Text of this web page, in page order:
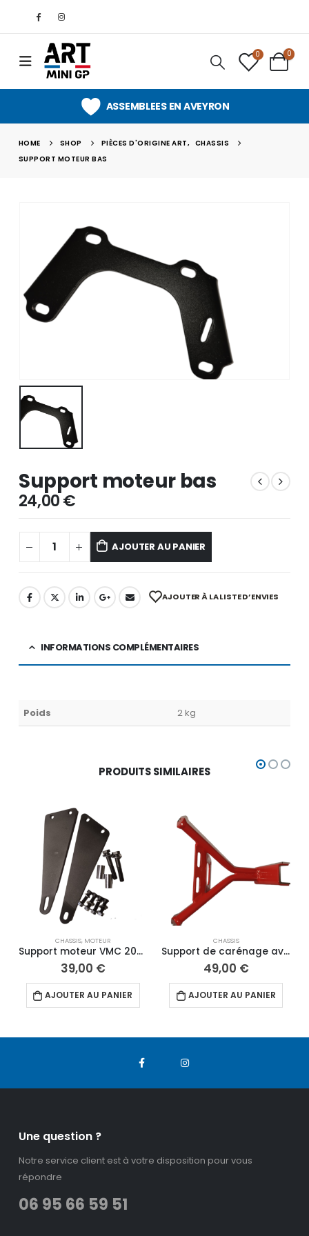
0 0
ASSEMBLEES EN AVEYRON
HOME SHOP PIÈCES D'ORIGINE ART, CHASSIS
SUPPORT MOTEUR BAS
Support moteur bas
24,00€
AJOUTER AU PANIER
AJOUTER À LA LISTE D’ENVIES
INFORMATIONS COMPLÉMENTAIRES
Poids 2 kg
PRODUITS SIMILAIRES
CHASSIS, MOTEUR
Support moteur VMC 2023 ff-11 moteur DAYTONA M8
39,00 €
AJOUTER AU PANIER
CHASSIS
Support de carénage avant peint
49,00 €
AJOUTER AU PANIER
Une question ?
Notre service client est à votre disposition pour vous
répondre
06 95 66 59 51